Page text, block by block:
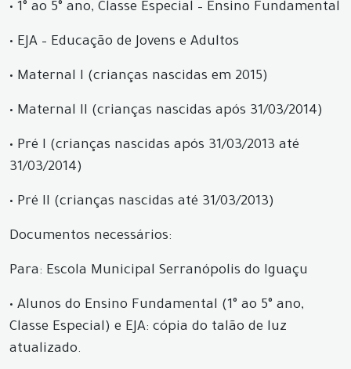
• 1° ao 5° ano, Classe Especial – Ensino Fundamental
• EJA – Educação de Jovens e Adultos
• Maternal I (crianças nascidas em 2015)
• Maternal II (crianças nascidas após 31/03/2014)
• Pré I (crianças nascidas após 31/03/2013 até
31/03/2014)
• Pré II (crianças nascidas até 31/03/2013)
Documentos necessários:
Para: Escola Municipal Serranópolis do Iguaçu
• Alunos do Ensino Fundamental (1° ao 5° ano,
Classe Especial) e EJA: cópia do talão de luz
atualizado.